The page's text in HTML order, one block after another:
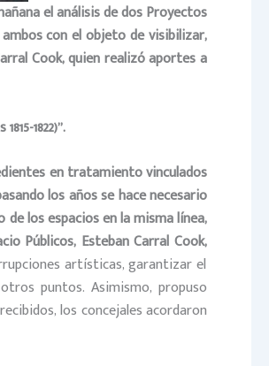
el análisis de dos Proyectos
ambos con el objeto de visibilizar,
Cook, quien realizó aportes a
1822)”.
en tratamiento vinculados
los años se hace necesario
los espacios en la misma línea,
Públicos, Esteban Carral Cook,
artísticas, garantizar el
puntos. Asimismo, propuso
los concejales acordaron